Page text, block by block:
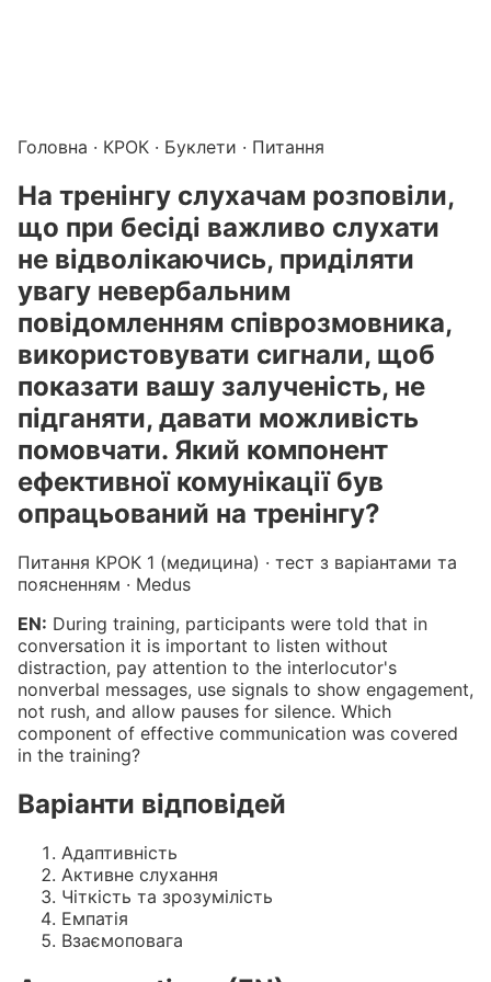
Головна · КРОК · Буклети · Питання
На тренінгу слухачам розповіли,
що при бесіді важливо слухати
не відволікаючись, приділяти
увагу невербальним
повідомленням співрозмовника,
використовувати сигнали, щоб
показати вашу залученість, не
підганяти, давати можливість
помовчати. Який компонент
ефективної комунікації був
опрацьований на тренінгу?
Питання КРОК 1 (медицина) · тест з варіантами та
поясненням · Medus
EN: During training, participants were told that in
conversation it is important to listen without
distraction, pay attention to the interlocutor's
nonverbal messages, use signals to show engagement,
not rush, and allow pauses for silence. Which
component of effective communication was covered
in the training?
Варіанти відповідей
Адаптивність
Активне слухання
Чіткість та зрозумілість
Емпатія
Взаємоповага